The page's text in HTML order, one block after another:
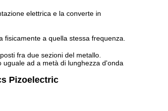
elettrica e la converte in
a quella stessa frequenza.
fra due sezioni del metallo.
ad a metà di lunghezza d'onda
Pizoelectric